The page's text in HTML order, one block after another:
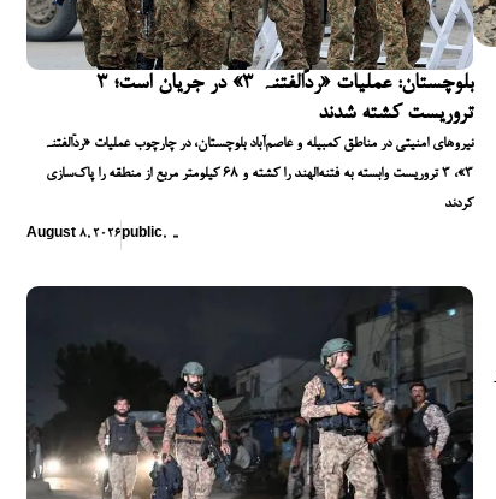
بلوچستان: عملیات «ردّالفتنہ ۳» در جریان است؛ ۳
تروریست کشته شدند
نیروهای امنیتی در مناطق کمبیله و عاصم‌آباد بلوچستان، در چارچوب عملیات «ردّالفتنہ
۳»، ۳ تروریست وابسته به فتنه‌الهند را کشته و ۶۸ کیلومتر مربع از منطقه را پاک‌سازی
کردند
August 8, 2026 public, ,,